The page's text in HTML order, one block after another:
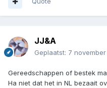
JJ&A
Geplaatst: 7
Gereedschappen of bestek
Ha niet dat het in NL bezaait